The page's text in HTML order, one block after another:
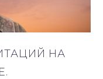
НА